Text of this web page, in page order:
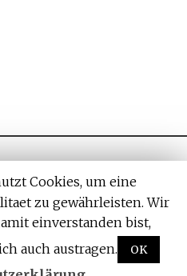
by Withemes
Cookies, um eine
zu gewährleisten. Wir
einverstanden bist,
auch austragen.
OK